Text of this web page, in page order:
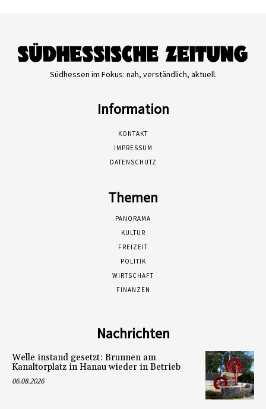
Südhessen im Fokus: nah, verständlich, aktuell.
Information
KONTAKT
IMPRESSUM
DATENSCHUTZ
Themen
PANORAMA
KULTUR
FREIZEIT
POLITIK
WIRTSCHAFT
FINANZEN
Nachrichten
Welle instand gesetzt: Brunnen am
Kanaltorplatz in Hanau wieder in Betrieb
06.08.2026